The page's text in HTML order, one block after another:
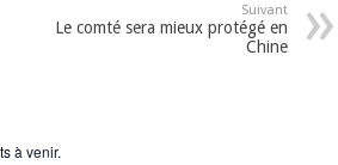
Suivant
Le comté sera mieux protégé en
Chine
à venir.